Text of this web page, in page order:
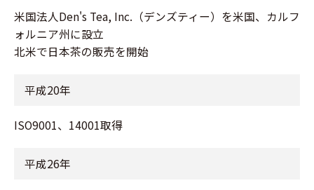
米国法人Den's Tea, Inc.（デンズティー）を米国、カルフ
ォルニア州に設立
北米で日本茶の販売を開始
平成20年
ISO9001、14001取得
平成26年